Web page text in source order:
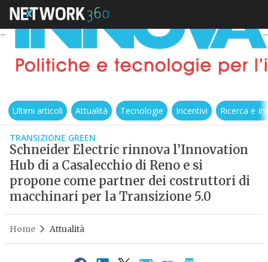
Ultimi articoli Attualità Tecnologie Incentivi Ricerca e
TRANSIZIONE GREEN
Schneider Electric rinnova l’Innovation
Hub di a Casalecchio di Reno e si
propone come partner dei costruttori di
macchinari per la Transizione 5.0
Home Attualità